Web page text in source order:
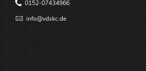
0152-07434966
info@vdskc.de